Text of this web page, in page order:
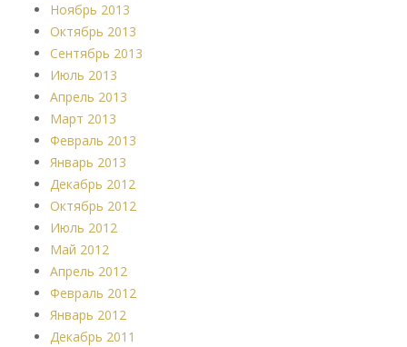
Ноябрь 2013
Октябрь 2013
Сентябрь 2013
Июль 2013
Апрель 2013
Март 2013
Февраль 2013
Январь 2013
Декабрь 2012
Октябрь 2012
Июль 2012
Май 2012
Апрель 2012
Февраль 2012
Январь 2012
Декабрь 2011